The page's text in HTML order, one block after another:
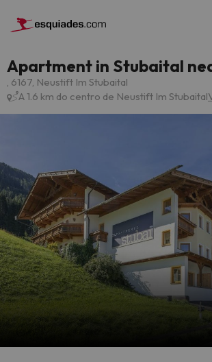
Apartment in Stubaital
, 6167, Neustift Im Stubaital
A 1.6 km do centro de Neustift Im Stubaital